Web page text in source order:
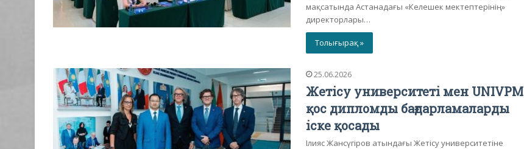
мақсатында Астанадағы «Келешек мектептерінің»
директорлары…
Толығырақ »
25.06.2026
Жетісу университеті мен UNIVPM
қос дипломды бағдарламаларды
іске қосады
Ілияс Жансүгіров атындағы Жетісу университетіне